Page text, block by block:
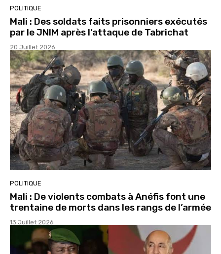
POLITIQUE
Mali : Des soldats faits prisonniers exécutés
par le JNIM après l’attaque de Tabrichat
20 Juillet 2026
POLITIQUE
Mali : De violents combats à Anéfis font une
trentaine de morts dans les rangs de l’armée
13 Juillet 2026